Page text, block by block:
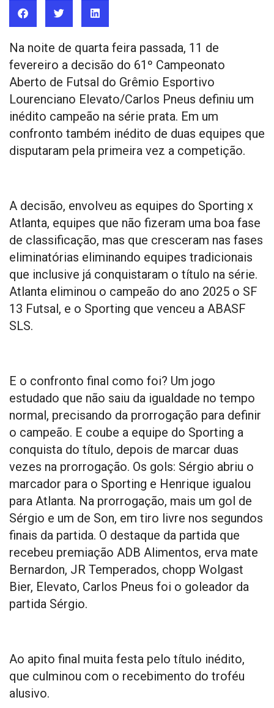
Na noite de quarta feira passada, 11 de
fevereiro a decisão do 61º Campeonato
Aberto de Futsal do Grêmio Esportivo
Lourenciano Elevato/Carlos Pneus definiu um
inédito campeão na série prata. Em um
confronto também inédito de duas equipes que
disputaram pela primeira vez a competição.
A decisão, envolveu as equipes do Sporting x
Atlanta, equipes que não fizeram uma boa fase
de classificação, mas que cresceram nas fases
eliminatórias eliminando equipes tradicionais
que inclusive já conquistaram o título na série.
Atlanta eliminou o campeão do ano 2025 o SF
13 Futsal, e o Sporting que venceu a ABASF
SLS.
E o confronto final como foi? Um jogo
estudado que não saiu da igualdade no tempo
normal, precisando da prorrogação para definir
o campeão. E coube a equipe do Sporting a
conquista do título, depois de marcar duas
vezes na prorrogação. Os gols: Sérgio abriu o
marcador para o Sporting e Henrique igualou
para Atlanta. Na prorrogação, mais um gol de
Sérgio e um de Son, em tiro livre nos segundos
finais da partida. O destaque da partida que
recebeu premiação ADB Alimentos, erva mate
Bernardon, JR Temperados, chopp Wolgast
Bier, Elevato, Carlos Pneus foi o goleador da
partida Sérgio.
Ao apito final muita festa pelo título inédito,
que culminou com o recebimento do troféu
alusivo.